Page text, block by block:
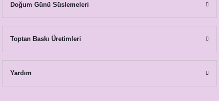
Doğum Günü Süslemeleri
Toptan Baskı Üretimleri
Yardım